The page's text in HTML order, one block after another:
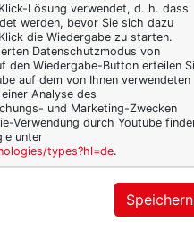
hat es mir im
ist wie seine Farbe?
Link
Lösung verwendet, d. h. dass
werden, bevor Sie sich dazu
die Wiedergabe zu starten.
Datenschutzmodus von
den Wiedergabe-Button erteilen
auf dem von Ihnen verwendeten
Analyse des
und Marketing-Zwecken
Verwendung durch Youtube
unter
types?hl=de.
Speichern